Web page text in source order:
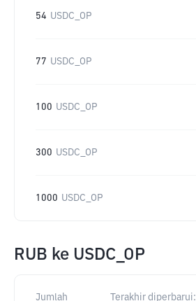
54 USDC_OP
77 USDC_OP
100 USDC_OP
300 USDC_OP
1000 USDC_OP
RUB ke USDC_OP
Jumlah Terakhir diperbarui: